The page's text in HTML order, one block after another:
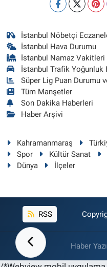
İstanbul Nöbetçi
İstanbul Hava Durumu
İstanbul Namaz Vakitleri
İstanbul Trafik Yoğunluk
Süper Lig Puan Durumu
Tüm Manşetler
Son Dakika Haberleri
Haber Arşivi
Kahramanmaraş
Spor
Kültür Sanat
Dünya
İlçeler
RSS
Haber